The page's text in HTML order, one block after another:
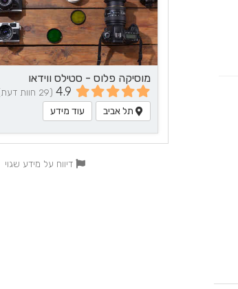
מוסיקה פלוס - סטילס ווידאו
4.9 (29 חוות דעת)
תל אביב עוד מידע
דיווח על מידע שגוי